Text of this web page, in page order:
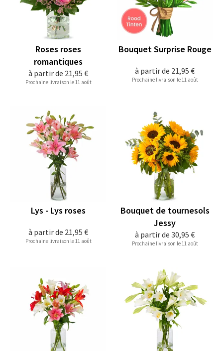
à partir de 21,95 €
Roses roses
romantiques
Prochaine livraison le 11 août
à partir de 21,95 €
Bouquet Surprise Rouge
Prochaine livraison le 11 août
à partir de 21,95 €
Lys - Lys roses
Prochaine livraison le 11 août
à partir de 30,95 €
Bouquet de tournesols
Jessy
Prochaine livraison le 11 août